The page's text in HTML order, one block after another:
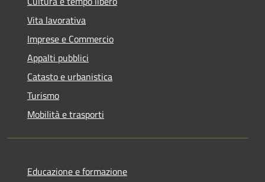
Vita lavorativa
Imprese e Commercio
Appalti pubblici
Catasto e urbanistica
Turismo
Mobilità e trasporti
Educazione e formazione